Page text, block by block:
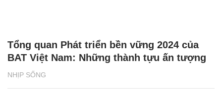
NHỊP SỐNG
Tổng quan Phát triển bền vững 2024 của
BAT Việt Nam: Những thành tựu ấn tượng